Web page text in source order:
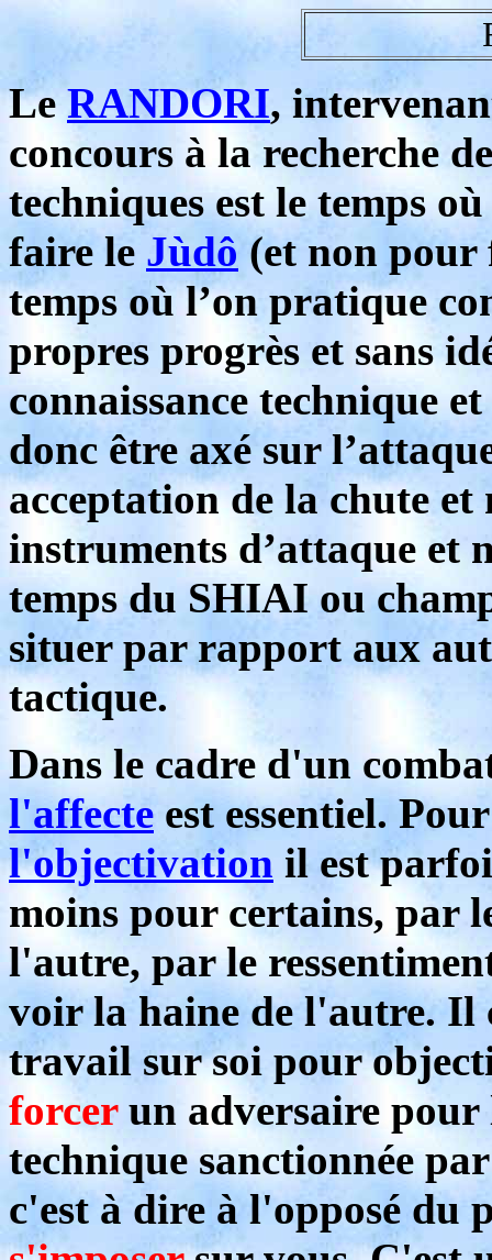
LeRANDORI,
concours à la recherche
techniques est le temps
faire le Jùdô (et non
temps où l’on pratique
propres progrès et sans
connaissance technique
donc être axé sur
acceptation de la chute et
instruments d’attaque et
temps du SHIAI ou
situer par rapport aux
tactique.
Dans le cadre d'un
l'affecte est essentiel.
l'objectivation il est
moins pour certains, par
l'autre, par le
voir la haine de l'autre. Il
travail sur soi pour
forcerun adversaire
technique sanctionnée
c'est à dire à l'opposé du